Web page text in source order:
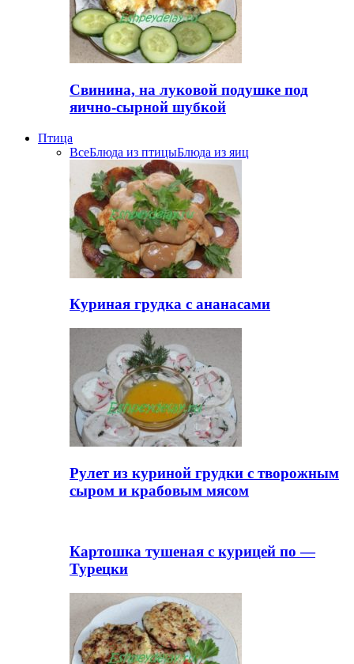
Свинина, на луковой подушке под
яично-сырной шубкой
Птица
ВсеБлюда из птицыБлюда из яиц
Куриная грудка с ананасами
Рулет из куриной грудки с творожным
сыром и крабовым мясом
Картошка тушеная с курицей по —
Турецки